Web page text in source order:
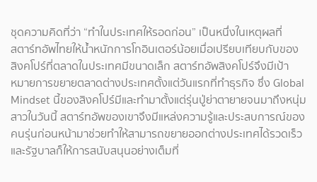
ชุดความคิดที่ว่า “ทำในประเทศให้รอดก่อน” เป็นหนึ่งในเหตุผลที่
สตาร์ทอัพไทยให้น้ำหนักการโกอินเตอร์น้อยเมื่อเปรียบเทียบกับของ
สิงคโปร์ที่ตลาดในประเทศมีขนาดเล็ก สตาร์ทอัพสิงคโปร์จึงมีเป้า
หมายการขยายตลาดต่างประเทศตั้งแต่วันแรกที่ทำธุรกิจ ซึ่ง Global
Mindset นี้ของสิงคโปร์มีและทำมาตั้งแต่รุ่นปู่ย่าตายายจนมาถึงหนุ่ม
สาวในวันนี้ สตาร์ทอัพของเขาจึงมีแหล่งความรู้และประสบการณ์ของ
คนรุ่นก่อนหน้ามาช่วยทำให้สามารถขยายออกต่างประเทศได้รวดเร็ว
และรัฐบาลก็ให้การสนับสนุนอย่างเต็มที่